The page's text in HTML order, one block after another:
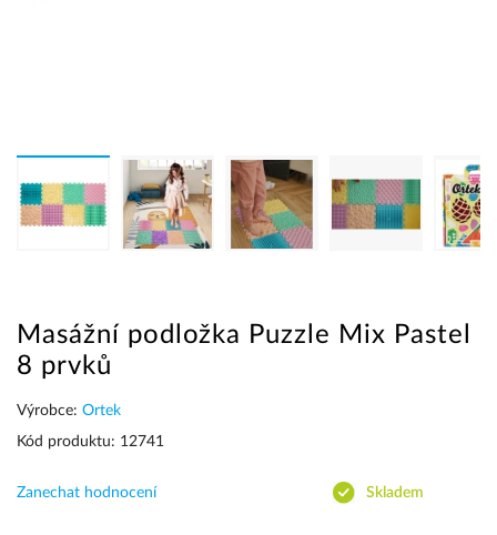
Masážní podložka Puzzle Mix Pastel
8 prvků
Výrobce: Ortek
Kód produktu: 12741
Zanechat hodnocení Skladem